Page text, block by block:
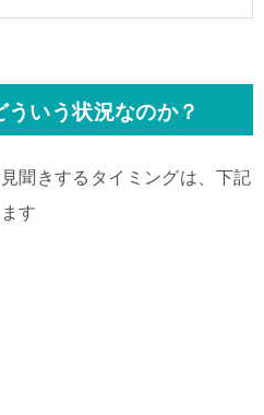
いう状況なのか？
聞きするタイミングは、下記
す